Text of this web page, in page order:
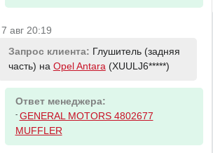
7 авг 20:19
Запрос клиента: Глушитель (задняя
часть) на Opel Antara(XUULJ6*****)
Ответ менеджера:
- GENERAL MOTORS 4802677
MUFFLER